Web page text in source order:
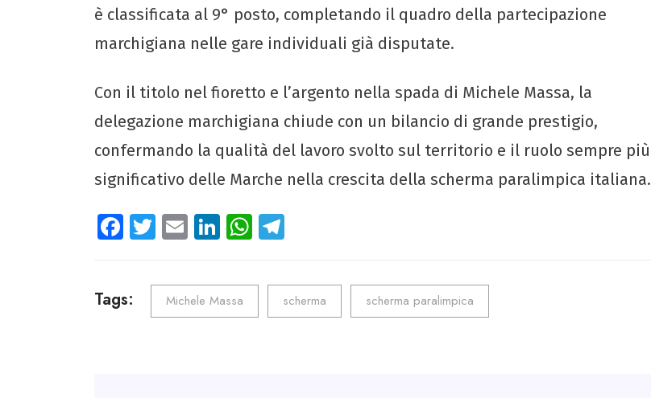
è classificata al 9° posto, completando il quadro della partecipazione
marchigiana nelle gare individuali già disputate.
Con il titolo nel fioretto e l’argento nella spada di Michele Massa, la
delegazione marchigiana chiude con un bilancio di grande prestigio,
confermando la qualità del lavoro svolto sul territorio e il ruolo sempre più
significativo delle Marche nella crescita della scherma paralimpica italiana.
Fa
ce
o
T
wi
tt
er
E
m
ail
Li
nk
e
dI
n
W
ha
ts
p
gr
a
m
Tags: Michele Massa scherma scherma paralimpica